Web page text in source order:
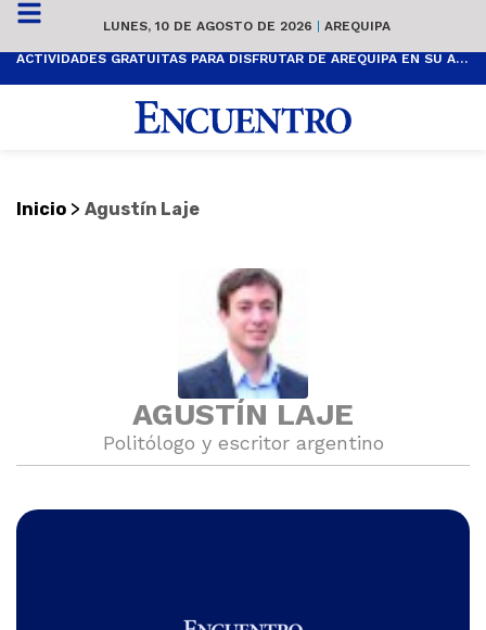
LUNES, 10 DE AGOSTO DE 2026 | AREQUIPA
ACTIVIDADES GRATUITAS PARA DISFRUTAR DE AREQUIPA EN SU ANIVERSARIO
Inicio > Agustín Laje
AGUSTÍN LAJE
Politólogo y escritor argentino